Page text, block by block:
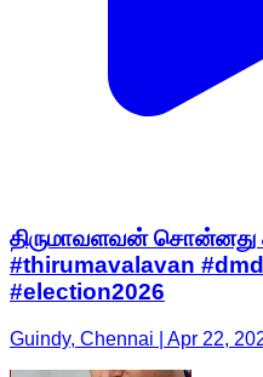
திருமாவளவன் சொன்னது
#thirumavalavan
#election2026
Guindy, Chennai | Apr 22,